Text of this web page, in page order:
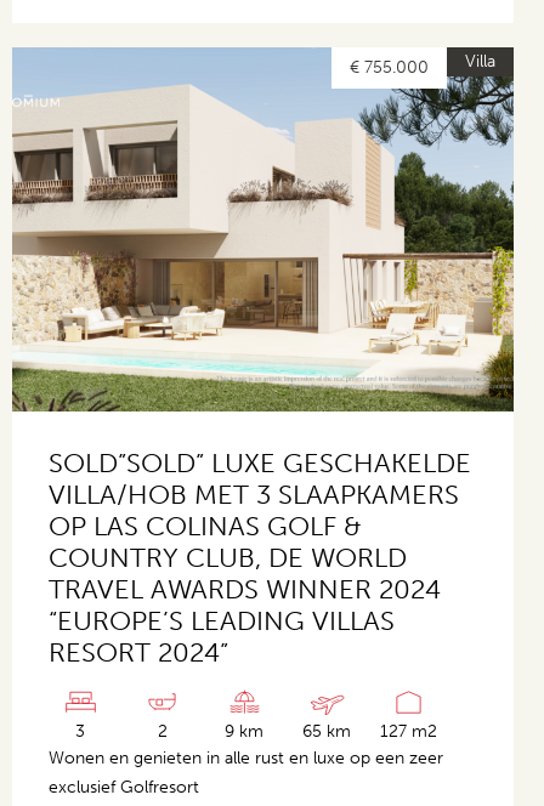
Villa
€ 755.000
SOLD”SOLD” LUXE GESCHAKELDE
VILLA/HOB MET 3 SLAAPKAMERS
OP LAS COLINAS GOLF &
COUNTRY CLUB, DE WORLD
TRAVEL AWARDS WINNER 2024
“EUROPE’S LEADING VILLAS
RESORT 2024”
3 2 9 km 65 km
127 m2
Wonen en genieten in alle rust en luxe op een zeer
exclusief Golfresort